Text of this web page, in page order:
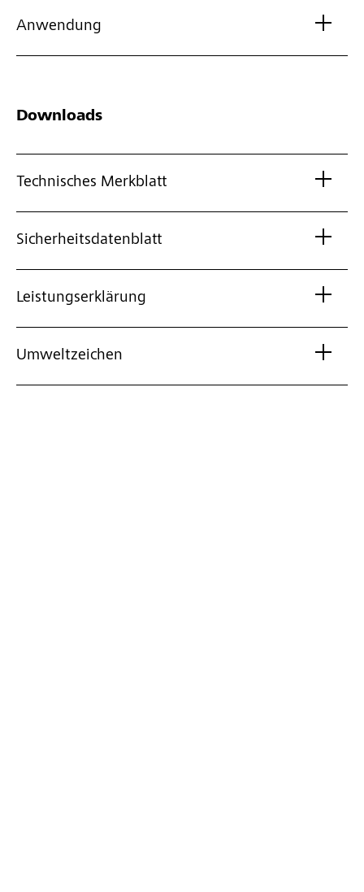
Anwendung
Downloads
Technisches Merkblatt
Sicherheitsdatenblatt
Leistungserklärung
Umweltzeichen